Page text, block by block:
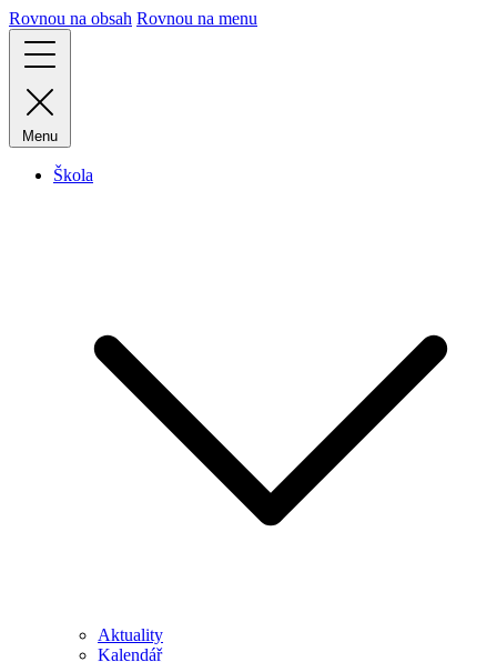
Rovnou na obsah Rovnou na menu
Menu
Škola
Aktuality
Kalendář